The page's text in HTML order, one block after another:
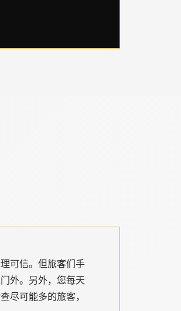
可信。但旅客们手
外。另外，您每天
尽可能多的旅客，